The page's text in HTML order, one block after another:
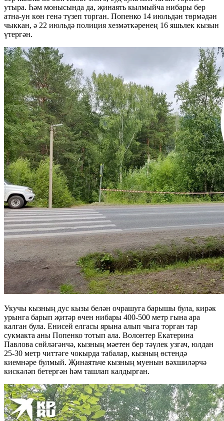
утыра. Һәм монысында да, җинаять кылмыйча нибары бер
атна-ун көн генә түзеп торган. Попенко 14 июльдән төрмәдән
чыккан, ә 22 июльдә полиция хезмәткәренең 16 яшьлек кызын
үтергән.
Укучы кызның дус кызы белән очрашуга барышы була, кирәк
урынга барып җитәр өчен нибары 400-500 метр гына ара
калган була. Енисей елгасы ярына алып чыга торган тар
сукмакта аны Попенко тотып ала. Волонтер Екатерина
Павлова сөйләгәнчә, кызның мәетен бер тәүлек узгач, юлдан
25-30 метр читтәге чокырда табалар, кызның өстендә
киемнәре булмый. Җинаятьче кызның муенын вәхшиләрчә
кискәләп бетергән һәм ташлап калдырган.